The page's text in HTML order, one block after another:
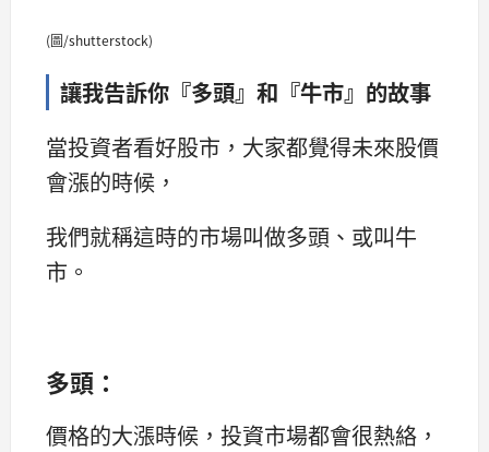
(圖/shutterstock)
讓我告訴你『多頭』和『牛市』的故事
當投資者看好股市，大家都覺得未來股價
會漲的時候，
我們就稱這時的市場叫做多頭、或叫牛
市。
多頭：
價格的大漲時候，投資市場都會很熱絡，